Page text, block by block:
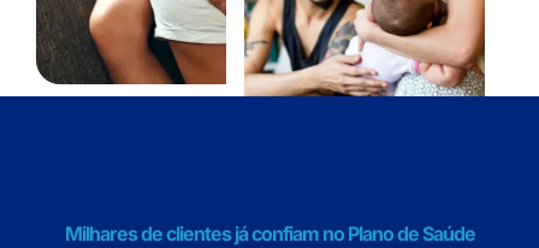
Milhares de clientes já confiam no Plano de Saúde